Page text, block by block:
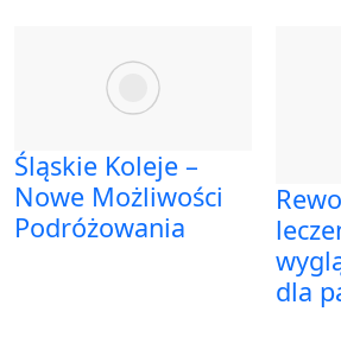
Śląskie Koleje –
Nowe Możliwości
Podróżowania
dla